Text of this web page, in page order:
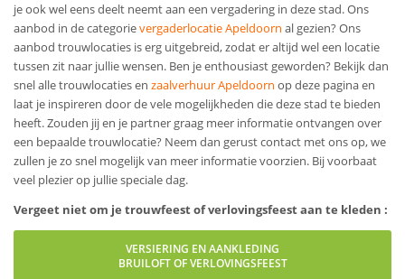
je ook wel eens deelt neemt aan een vergadering in deze stad. Ons
aanbod in de categorievergaderlocatie Apeldoorn al gezien? Ons
aanbod trouwlocaties is erg uitgebreid, zodat er altijd wel een locatie
tussen zit naar jullie wensen. Ben je enthousiast geworden? Bekijk dan
snel alle trouwlocaties en zaalverhuur Apeldoorn op deze pagina en
laat je inspireren door de vele mogelijkheden die deze stad te bieden
heeft. Zouden jij en je partner graag meer informatie ontvangen over
een bepaalde trouwlocatie? Neem dan gerust contact met ons op, we
zullen je zo snel mogelijk van meer informatie voorzien. Bij voorbaat
veel plezier op jullie speciale dag.
Vergeet niet om je trouwfeest of verlovingsfeest aan te kleden :
VERSIERING EN AANKLEDING
BRUILOFT OF VERLOVINGSFEEST